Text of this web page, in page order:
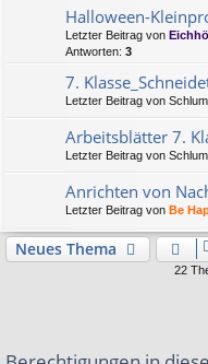
Halloween-
Letzter Beitrag von
Antworten: 3
7.
Letzter Beitrag von
Arbeitsblätter 7.
Letzter Beitrag von
Anrichten von
Letzter Beitrag von Be
Neues Thema
22